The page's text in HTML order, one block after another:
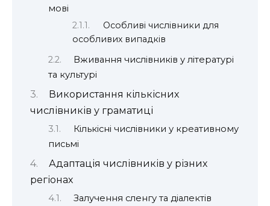
мові
Особливі числівники для
особливих випадків
Вживання числівників у літературі
та культурі
Використання кількісних
числівників у граматиці
Кількісні числівники у креативному
письмі
Адаптація числівників у різних
регіонах
Залучення сленгу та діалектів